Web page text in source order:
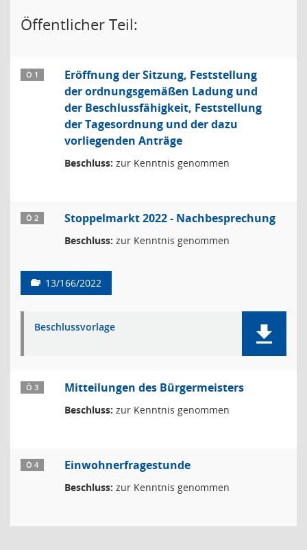
Öffentlicher Teil:
Ö 1
Eröffnung der Sitzung, Feststellung
der ordnungsgemäßen Ladung und
der Beschlussfähigkeit, Feststellung
der Tagesordnung und der dazu
vorliegenden Anträge
Beschluss: zur Kenntnis genommen
Ö 2 Stoppelmarkt 2022 - Nachbesprechung
Beschluss: zur Kenntnis genommen
13/166/2022
Beschlussvorlage
Ö 3 Mitteilungen des Bürgermeisters
Beschluss: zur Kenntnis genommen
Ö 4 Einwohnerfragestunde
Beschluss: zur Kenntnis genommen